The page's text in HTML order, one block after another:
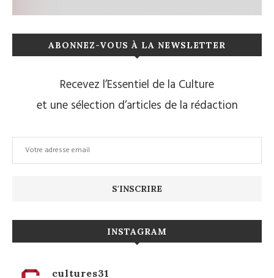
ABONNEZ-VOUS À LA NEWSLETTER
Recevez l’Essentiel de la Culture
et une sélection d’articles de la rédaction
INSTAGRAM
cultures31